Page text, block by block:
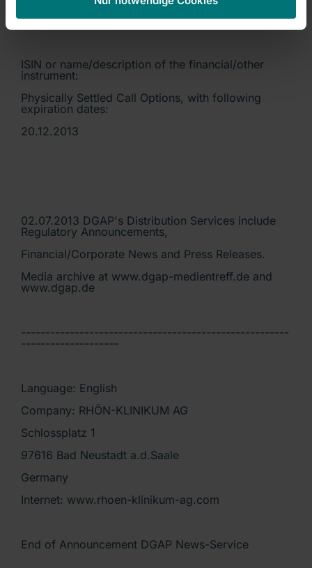
ISIN or name/description of the financial/other
instrument:
Physically Settled Call Options, with following
expiration dates:
20.12.2013
02.07.2013 DGAP's Distribution Services include
Regulatory Announcements,
Financial/Corporate News and Press Releases.
Media archive at www.dgap-medientreff.de and
www.dgap.de
-------------------------------------------------------
--------------------
Language: English
Company: RHÖN-KLINIKUM AG
Schlossplatz 1
97616 Bad Neustadt a.d.Saale
Germany
Internet: www.rhoen-klinikum-ag.com
End of Announcement DGAP News-Service